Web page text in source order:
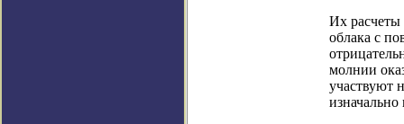
Их расчеты
облака с
молнии
участвуют